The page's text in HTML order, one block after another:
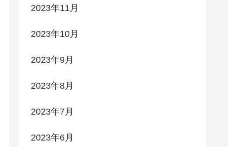
2023年11月
2023年10月
2023年9月
2023年8月
2023年7月
2023年6月